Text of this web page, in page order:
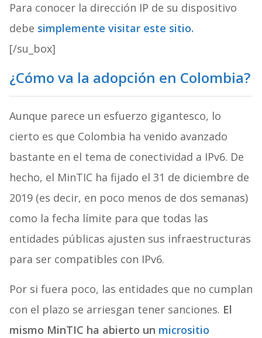
Para conocer la dirección IP de su dispositivo
debe simplemente visitar este sitio.
[/su_box]
¿Cómo va la adopción en Colombia?
Aunque parece un esfuerzo gigantesco, lo
cierto es que Colombia ha venido avanzado
bastante en el tema de conectividad a IPv6. De
hecho, el MinTIC ha fijado el 31 de diciembre de
2019 (es decir, en poco menos de dos semanas)
como la fecha límite para que todas las
entidades públicas ajusten sus infraestructuras
para ser compatibles con IPv6.
Por si fuera poco, las entidades que no cumplan
con el plazo se arriesgan tener sanciones. El
mismo MinTIC ha abierto un micrositio